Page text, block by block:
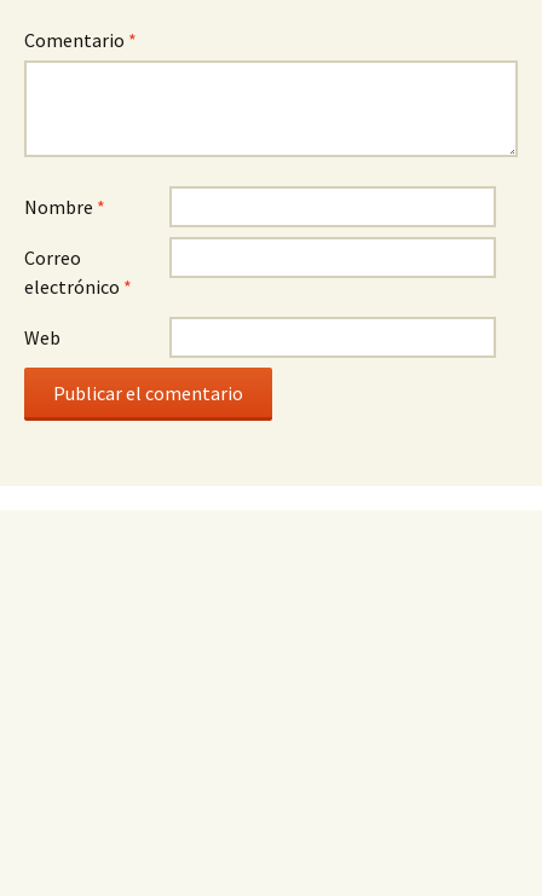
Comentario *
Nombre *
Correo
electrónico *
Web